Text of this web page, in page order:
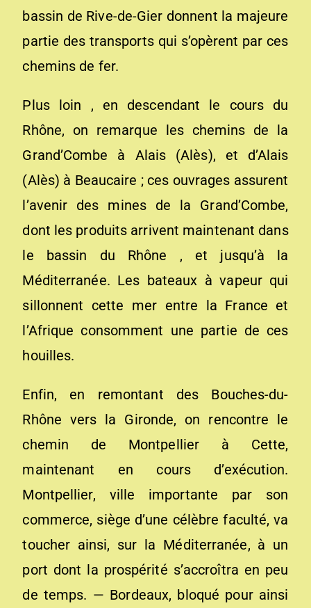
bassin de Rive-de-Gier donnent la majeure
partie des trans­ports qui s’opèrent par ces
chemins de fer.
Plus loin , en descendant le cours du
Rhône, on remar­que les chemins de la
Grand’Combe à Alais (Alès), et d’Alais
(Alès) à Beaucaire ; ces ouvrages assurent
l’avenir des mines de la Grand’Combe,
dont les produits arrivent maintenant dans
le bassin du Rhône , et jusqu’à la
Méditerranée. Les ba­teaux à vapeur qui
sillonnent cette mer entre la France et
l’Afrique consomment une partie de ces
houilles.
Enfin, en remontant des Bouches-du-
Rhône vers la Gironde, on rencontre le
chemin de Montpellier à Cette,
maintenant en cours d’exécution.
Montpellier, ville impor­tante par son
commerce, siège d’une célèbre faculté, va
toucher ainsi, sur la Méditerranée, à un
port dont la pro­spérité s’accroîtra en peu
de temps. — Bordeaux, bloqué pour ainsi